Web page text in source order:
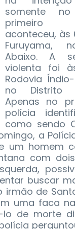
somente
primeiro
aconteceu, às
Furuyama,
Abaixo. A
violenta foi
Rodovia
no Distrito
Apenas no
polícia
como sendo
a
um homem
com
buscar
de
uma faca
de morte